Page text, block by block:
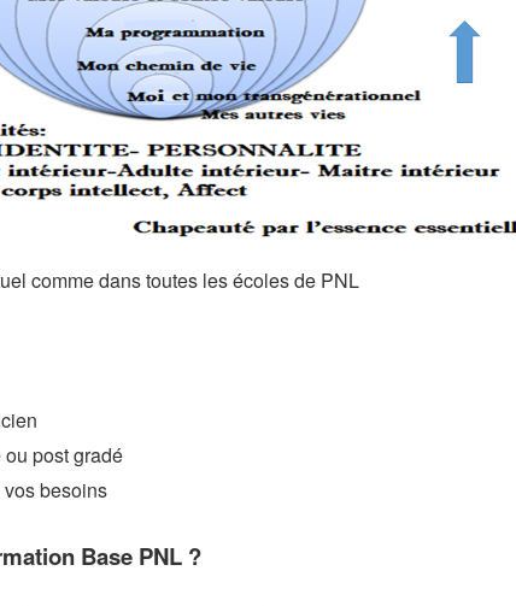
comme dans toutes les écoles de PNL
post gradé
besoins
Base PNL ?